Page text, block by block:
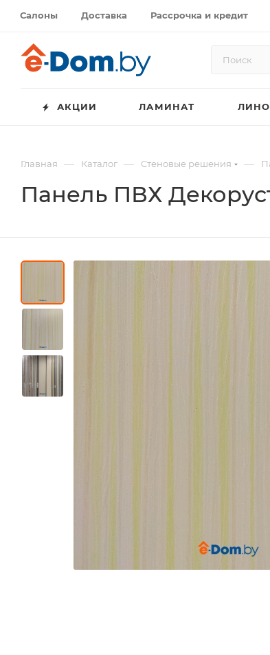
Салоны Доставка Рассрочка и кредит
АКЦИИ ЛАМИНАТ
Главная — Каталог — Стеновые решения —
Панель ПВХ